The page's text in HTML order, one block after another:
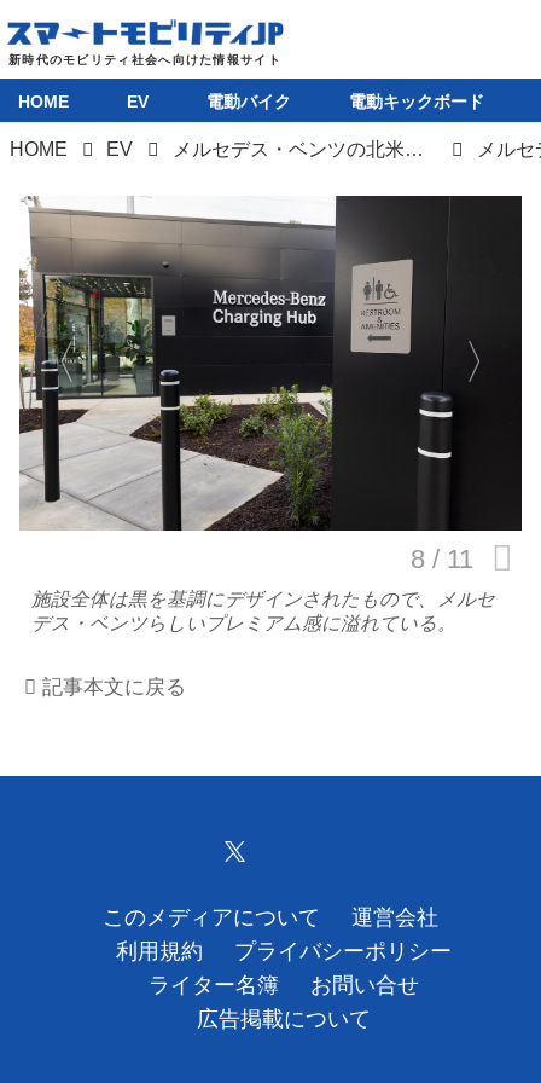
EV
電動バイク
電動キックボード
ライフスタイル
テクノロジー
このメディアについて
運営会社
プライバシーポリシー
HOME EV 電動バイク 電動キックボード
HOME EV メルセデス・ベンツの北米充電ネットワーク始動、至れり尽くせりのそのステーションとは？
施設全体は黒を基調にデザインされたもので、メルセ
デス・ベンツらしいプレミアム感に溢れている。
記事本文に戻る
このメディアについて
運営会社
利用規約
プライバシーポリシー
ライター名簿
お問い合せ
広告掲載について